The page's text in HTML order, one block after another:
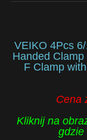
VEIKO 4Pcs
Handed
F Clamp
Cena
Kliknij na
gdzie